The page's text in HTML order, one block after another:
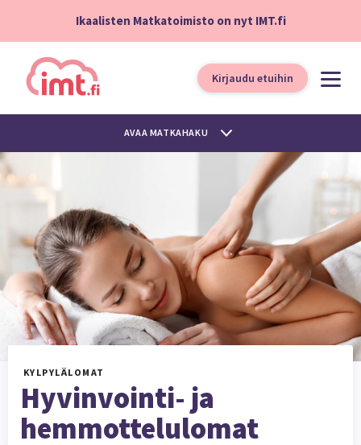
Ikaalisten Matkatoimisto on nyt IMT.fi
Kirjaudu etuihin
AVAA MATKAHAKU
KYLPYLÄLOMAT
Hyvinvointi- ja
hemmottelulomat